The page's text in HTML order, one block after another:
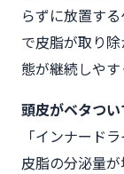
らずに放置す
で皮脂が取り
態が継続しやす
頭皮がベタつ
「インナード
皮脂の分泌量